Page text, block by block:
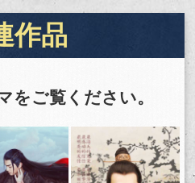
作品
をご覧ください。